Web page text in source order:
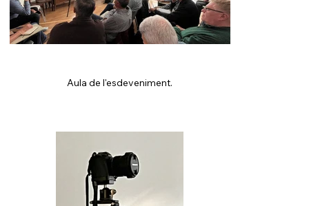
Aula de l'esdeveniment.